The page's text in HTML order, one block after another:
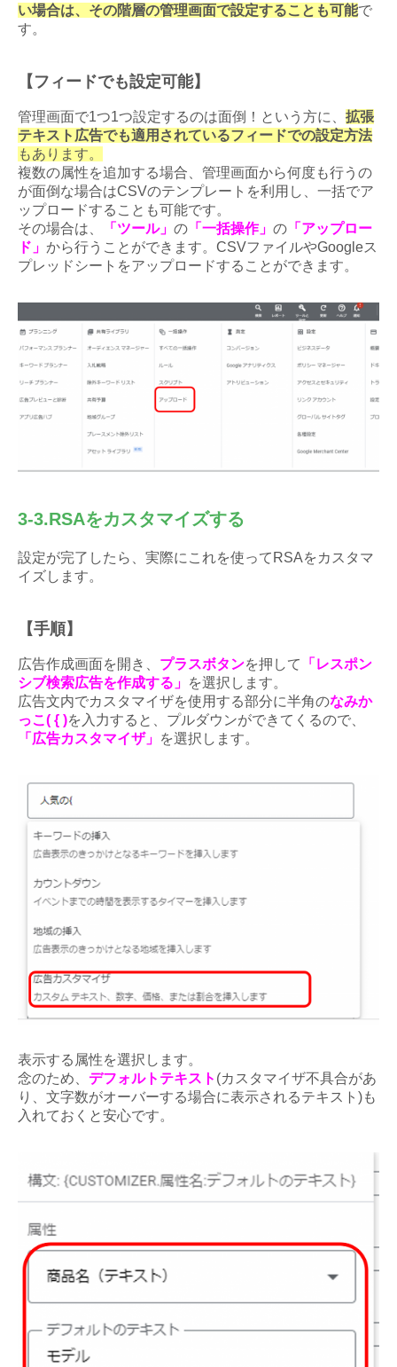
い場合は、その階層の管理画面で設定することも可能で
す。
【フィードでも設定可能】
管理画面で1つ1つ設定するのは面倒！という方に、 拡張
テキスト広告でも適用されているフィードでの設定方法
もあります。
複数の属性を追加する場合、管理画面から何度も行うの
が面倒な場合はCSVのテンプレートを利用し、一括でア
ップロードすることも可能です。
その場合は、
「ツール」 の 「一括操作」 の 「アップロー
ド」 から行うことができます。 CSVファイルやGoogleス
プレッドシートをアップロードすることができます。
3-3.RSAをカスタマイズする
設定が完了したら、実際にこれを使ってRSAをカスタマ
イズします。
【手順】
広告作成画面を開き、 プラスボタンを押して
「レスポン
シブ検索広告を作成する」 を選択します。
広告文内でカスタマイザを使用する部分に半角のなみか
っこ( { )を入力すると、プルダウンができてくるので、
「広告カスタマイザ」 を選択します。
表示する属性を選択します。
念のため、 デフォルトテキスト (カスタマイザ不具合があ
り、文字数がオーバーする場合に表示されるテキスト)も
入れておくと安心です。